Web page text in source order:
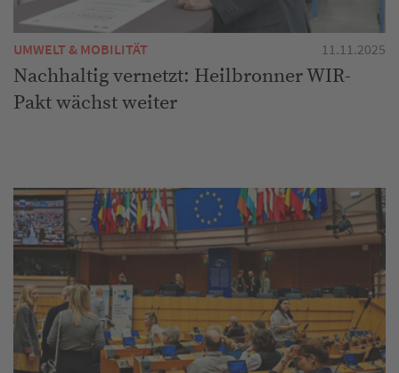
UMWELT & MOBILITÄT 11.11.2025
Nachhaltig vernetzt: Heilbronner WIR-
Pakt wächst weiter